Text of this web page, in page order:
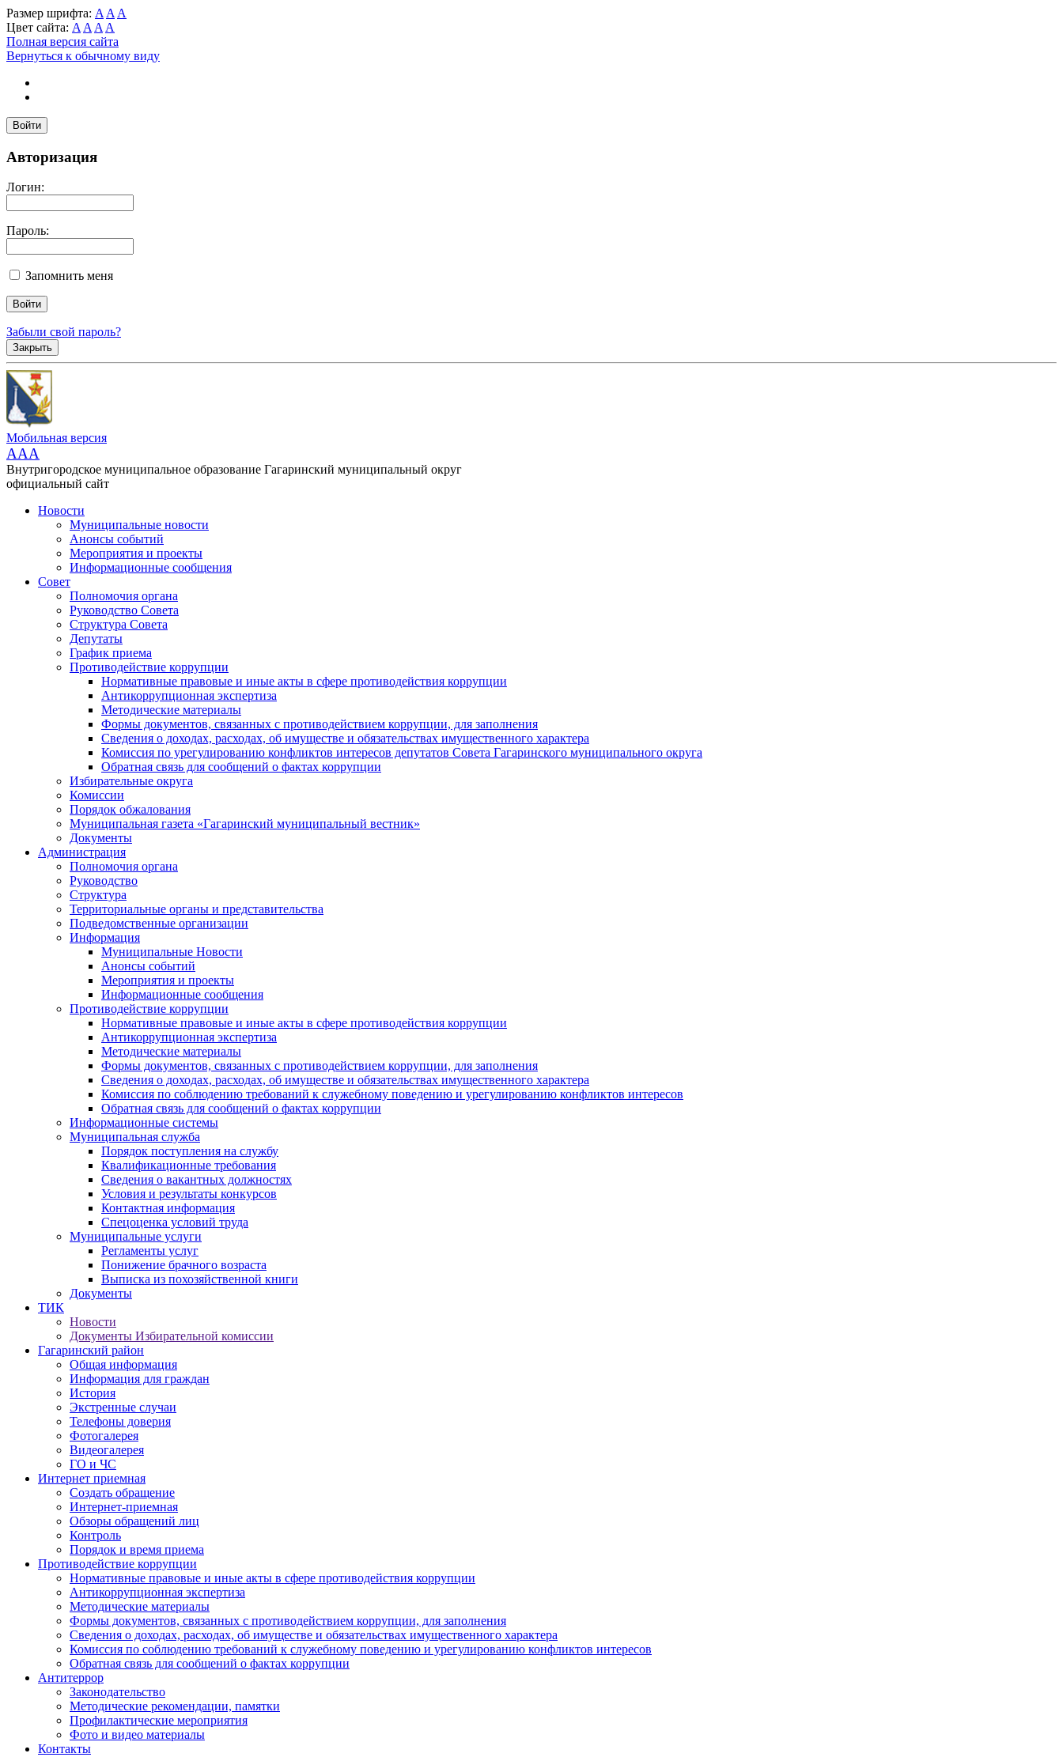
Размер шрифта: A A A
Цвет сайта: A A A A
Полная версия сайта
Вернуться к обычному виду
Войти
Авторизация
Логин:
Пароль:
Запомнить меня
Забыли свой пароль?
Закрыть
Мобильная версия
AAA
Внутригородское муниципальное образование Гагаринский муниципальный округ
официальный сайт
Новости
Муниципальные новости
Анонсы событий
Мероприятия и проекты
Информационные сообщения
Совет
Полномочия органа
Руководство Совета
Структура Совета
Депутаты
График приема
Противодействие коррупции
Нормативные правовые и иные акты в сфере противодействия коррупции
Антикоррупционная экспертиза
Методические материалы
Формы документов, связанных с противодействием коррупции, для заполнения
Сведения о доходах, расходах, об имуществе и обязательствах имущественного характера
Комиссия по урегулированию конфликтов интересов депутатов Совета Гагаринского муниципального округа
Обратная связь для сообщений о фактах коррупции
Избирательные округа
Комиссии
Порядок обжалования
Муниципальная газета «Гагаринский муниципальный вестник»
Документы
Администрация
Полномочия органа
Руководство
Структура
Территориальные органы и представительства
Подведомственные организации
Информация
Муниципальные Новости
Анонсы событий
Мероприятия и проекты
Информационные сообщения
Противодействие коррупции
Нормативные правовые и иные акты в сфере противодействия коррупции
Антикоррупционная экспертиза
Методические материалы
Формы документов, связанных с противодействием коррупции, для заполнения
Сведения о доходах, расходах, об имуществе и обязательствах имущественного характера
Комиссия по соблюдению требований к служебному поведению и урегулированию конфликтов интересов
Обратная связь для сообщений о фактах коррупции
Информационные системы
Муниципальная служба
Порядок поступления на службу
Квалификационные требования
Сведения о вакантных должностях
Условия и результаты конкурсов
Контактная информация
Спецоценка условий труда
Муниципальные услуги
Регламенты услуг
Понижение брачного возраста
Выписка из похозяйственной книги
Документы
ТИК
Новости
Документы Избирательной комиссии
Гагаринский район
Общая информация
Информация для граждан
История
Экстренные случаи
Телефоны доверия
Фотогалерея
Видеогалерея
ГО и ЧС
Интернет приемная
Создать обращение
Интернет-приемная
Обзоры обращений лиц
Контроль
Порядок и время приема
Противодействие коррупции
Нормативные правовые и иные акты в сфере противодействия коррупции
Антикоррупционная экспертиза
Методические материалы
Формы документов, связанных с противодействием коррупции, для заполнения
Сведения о доходах, расходах, об имуществе и обязательствах имущественного характера
Комиссия по соблюдению требований к служебному поведению и урегулированию конфликтов интересов
Обратная связь для сообщений о фактах коррупции
Антитеррор
Законодательство
Методические рекомендации, памятки
Профилактические мероприятия
Фото и видео материалы
Контакты